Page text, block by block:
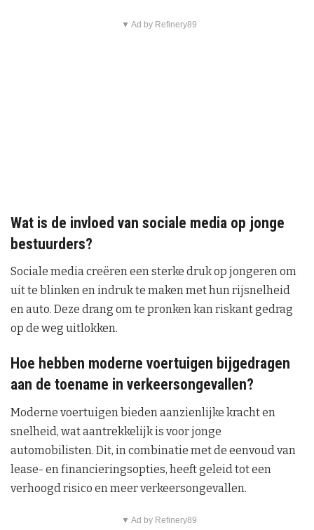
▼ Ad by Refinery89
Wat is de invloed van sociale media op jonge
bestuurders?
Sociale media creëren een sterke druk op jongeren om
uit te blinken en indruk te maken met hun rijsnelheid
en auto. Deze drang om te pronken kan riskant gedrag
op de weg uitlokken.
Hoe hebben moderne voertuigen bijgedragen
aan de toename in verkeersongevallen?
Moderne voertuigen bieden aanzienlijke kracht en
snelheid, wat aantrekkelijk is voor jonge
automobilisten. Dit, in combinatie met de eenvoud van
lease- en financieringsopties, heeft geleid tot een
verhoogd risico en meer verkeersongevallen.
▼ Ad by Refinery89